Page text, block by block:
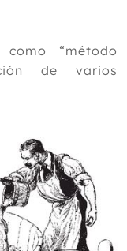
“método
de varios